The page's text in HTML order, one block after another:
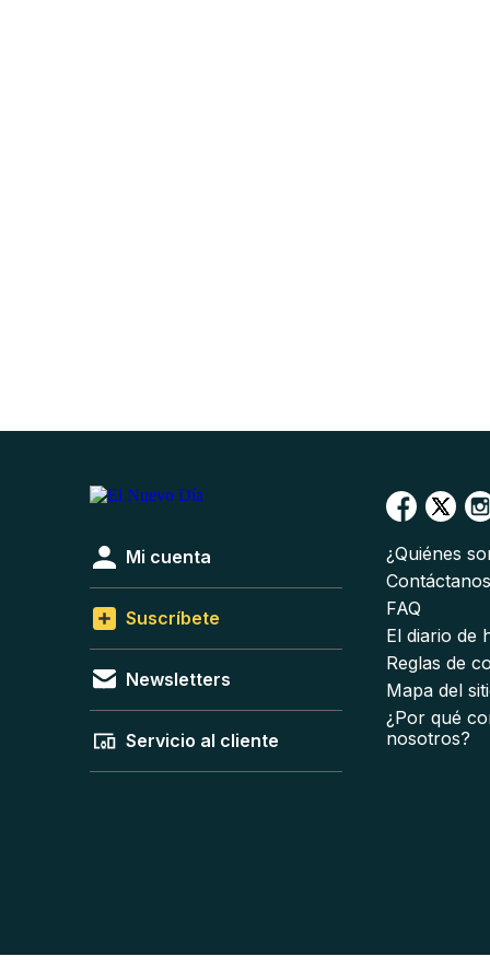
Mi cuenta
Suscríbete
Newsletters
Servicio al cliente
¿Quiénes
Contáctanos
FAQ
El diario de
Reglas de
Mapa del
¿Por qué
nosotros?